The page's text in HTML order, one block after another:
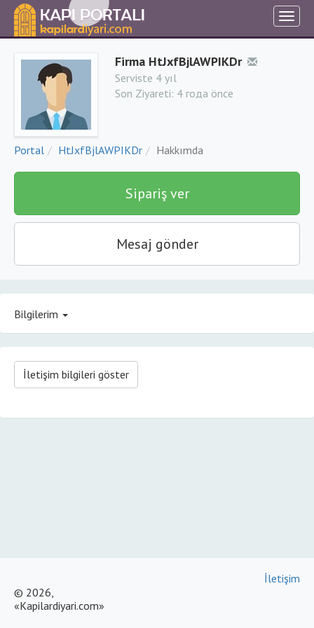
Firma HtJxfBjlAWPIKDr
Serviste 4 yıl
Son Ziyareti: 4 года önce
Portal HtJxfBjlAWPIKDr Hakkımda
Sipariş ver
Mesaj gönder
Bilgilerim
İletişim bilgileri göster
© 2026,
«Kapilardiyari.com»
İletişim